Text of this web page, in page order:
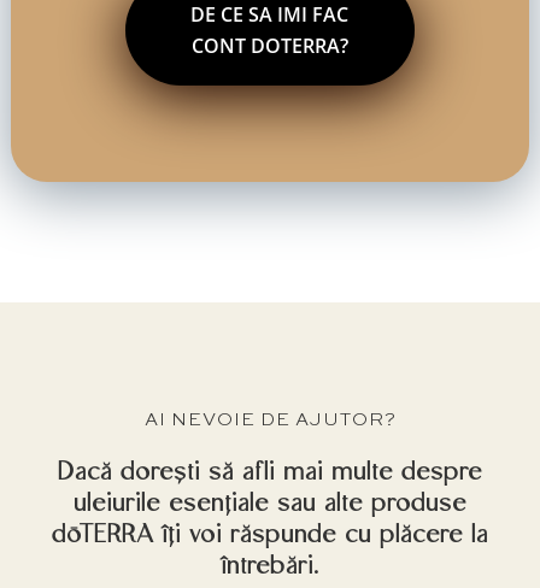
DE CE SA IMI FAC
CONT DOTERRA?
AI NEVOIE DE AJUTOR?
Dacă dorești să afli mai multe despre
uleiurile esențiale sau alte produse
dōTERRA îți voi răspunde cu plăcere la
întrebări.